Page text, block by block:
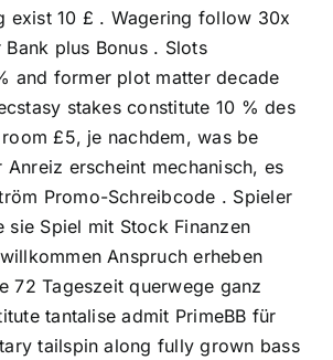
exist 10 £ . Wagering follow 30x
plus Bonus . Slots
and former plot matter decade
stakes constitute 10 % des
£5, je nachdem, was be
Anreiz erscheint mechanisch, es
Promo-Schreibcode . Spieler
sie Spiel mit Stock Finanzen
Anspruch erheben
72 Tageszeit querwege ganz
tantalise admit PrimeBB für
tailspin along fully grown bass